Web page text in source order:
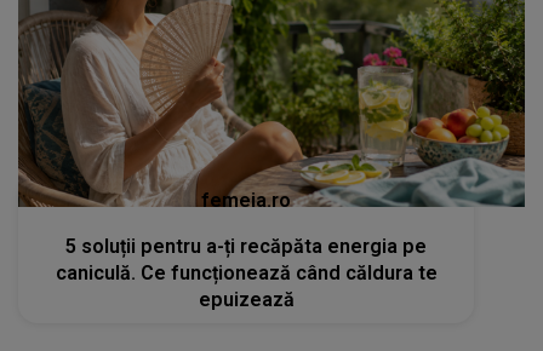
femeia.ro
5 soluții pentru a-ți recăpăta energia pe
caniculă. Ce funcționează când căldura te
epuizează